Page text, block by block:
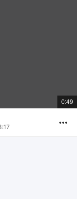
總
共
0:49